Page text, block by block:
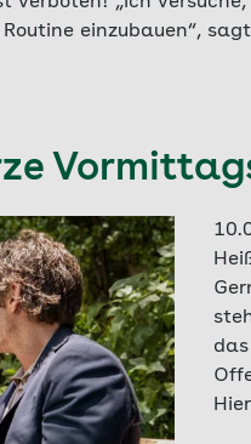
einzubauen“,